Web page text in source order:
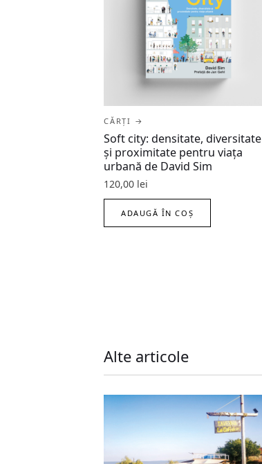
CĂRȚI →
Soft city: densitate, diversitate
şi proximitate pentru viaţa
urbană de David Sim
120,00 lei
ADAUGĂ ÎN COȘ
Alte articole